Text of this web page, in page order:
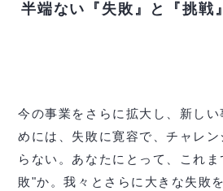
半端ない『失敗』と『挑戦
今の事業をさらに拡大し、新しい
めには、失敗に寛容で、チャレ
らない。あなたにとって、これ
敗"か。我々とさらに大きな失敗